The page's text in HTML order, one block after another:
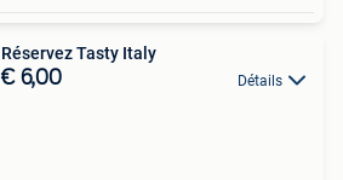
Réservez Tasty Italy
€ 6,00 Détails